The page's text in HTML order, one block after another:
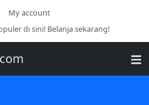
My account
di sini! Belanja sekarang!